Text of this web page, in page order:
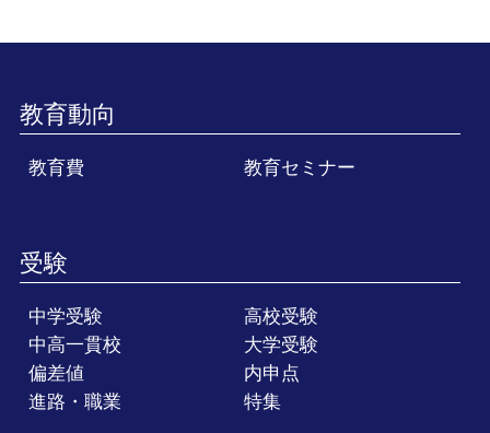
教育動向
教育費 教育セミナー
受験
中学受験
高校受験
中高一貫校
大学受験
偏差値
内申点
進路・職業
特集